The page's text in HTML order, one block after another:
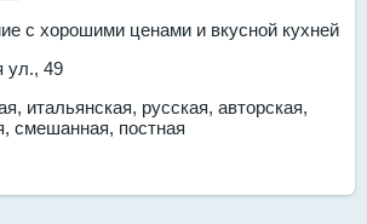
с хорошими ценами и вкусной кухней
ул., 49
итальянская, русская, авторская,
смешанная, постная